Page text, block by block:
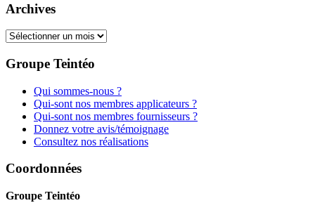
Archives
Archives
Groupe Teintéo
Qui sommes-nous ?
Qui-sont nos membres applicateurs ?
Qui-sont nos membres fournisseurs ?
Donnez votre avis/témoignage
Consultez nos réalisations
Coordonnées
Groupe Teintéo